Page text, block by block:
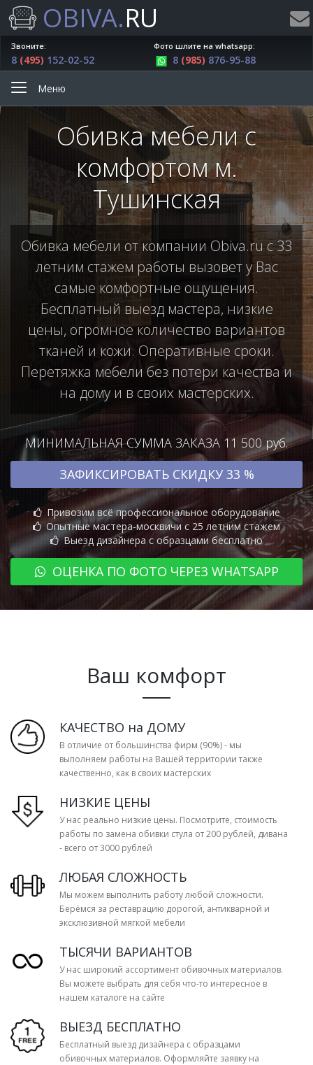
OBIVA.RU
Звоните:
8 (495) 152-02-52
Фото шлите на whatsapp:
8 (985) 876-95-88
Меню
Обивка мебели с
комфортом м.
Тушинская
Обивка мебели от компании Obiva.ru с 33
летним стажем работы вызовет у Вас
самые комфортные ощущения.
Бесплатный выезд мастера, низкие
цены, огромное количество вариантов
тканей и кожи. Оперативные сроки.
Перетяжка мебели без потери качества и
на дому и в своих мастерских.
МИНИМАЛЬНАЯ СУММА ЗАКАЗА 11 500 руб.
ЗАФИКСИРОВАТЬ СКИДКУ 33 %
Привозим всё профессиональное оборудование
Опытные мастера-москвичи с 25 летним стажем
Выезд дизайнера с образцами бесплатно
ОЦЕНКА ПО ФОТО ЧЕРЕЗ WHATSAPP
Ваш комфорт
КАЧЕСТВО на ДОМУ
В отличие от большинства фирм (90%) - мы
выполняем работы на Вашей территории также
качественно, как в своих мастерских
НИЗКИЕ ЦЕНЫ
У нас реально низкие цены. Посмотрите, стоимость
работы по замена обивки стула от 200 рублей, дивана
- всего от 3000 рублей
ЛЮБАЯ СЛОЖНОСТЬ
Мы можем выполнить работу любой сложности.
Берёмся за реставрацию дорогой, антикварной и
эксклюзивной мягкой мебели
ТЫСЯЧИ ВАРИАНТОВ
У нас широкий ассортимент обивочных материалов.
Вы можете выбрать для себя что-то интересное в
нашем каталоге на сайте
ВЫЕЗД БЕСПЛАТНО
Бесплатный выезд дизайнера с образцами
обивочных материалов. Оформляйте заявку на